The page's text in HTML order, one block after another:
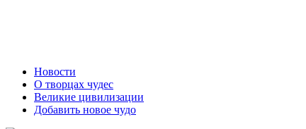
Новости
О творцах чудес
Великие цивилизации
Добавить новое чудо